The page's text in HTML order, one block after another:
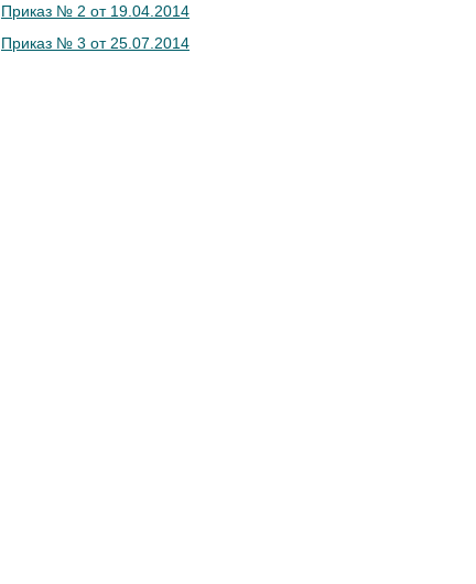
Приказ № 2 от 19.04.2014
Приказ № 3 от 25.07.2014